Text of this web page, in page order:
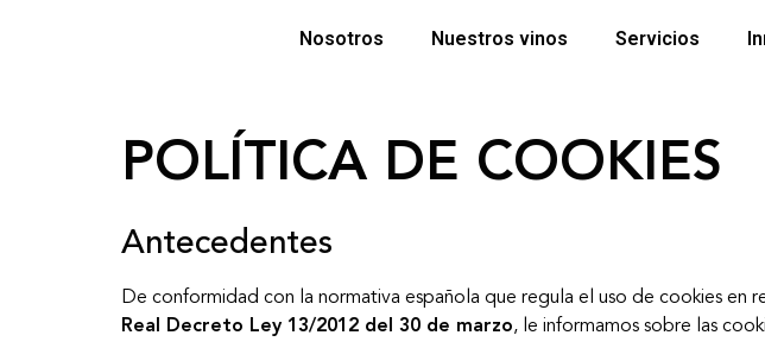
Nosotros Nuestros vinos Servicios
POLÍTICA DE COOKIES
Antecedentes
De conformidad con la normativa española que regula el uso de cookies en
Real Decreto Ley 13/2012 del 30 de marzo, le informamos sobre las